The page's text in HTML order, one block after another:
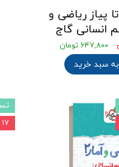
پیاز ریاضی و
انسانی گاج
۶۴۷,۸۰۰ تومان
به سبد خرید
۱۷ درصد